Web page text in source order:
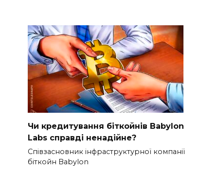
Чи кредитування біткойнів Babylon
Labs справді ненадійне?
Співзасновник інфраструктурної компанії
біткойн Babylon